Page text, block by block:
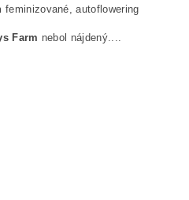
feminizované, autoflowering
Farm nebol nájdený....